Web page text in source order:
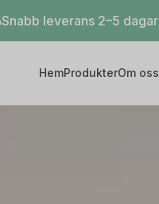
Snabb leverans 2–5 dagar
HemProdukterOm oss